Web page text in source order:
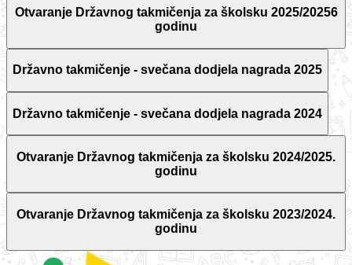
Otvaranje Državnog takmičenja za školsku 2025/20256
godinu
Državno takmičenje - svečana dodjela nagrada 2025
Državno takmičenje - svečana dodjela nagrada 2024
Otvaranje Državnog takmičenja za školsku 2024/2025.
godinu
Otvaranje Državnog takmičenja za školsku 2023/2024.
godinu